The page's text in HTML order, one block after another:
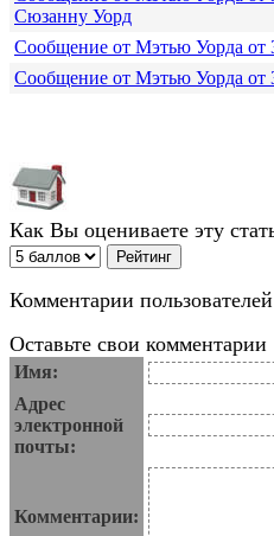
Сюзанну Уорд
Сообщение от Мэтью Уорда от
Сообщение от Мэтью Уорда от
Как Вы оцениваете эту
Комментарии пользователей
Оставьте свои комментарии
Имя:
Адрес
электронной
почты:
Комментарии: